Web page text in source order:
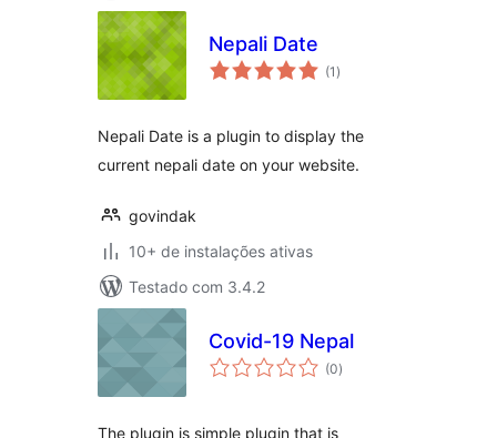
Nepali Date
(1 total
de
)
Nepali Date is a plugin to display the
current nepali date on your website.
govindak
10+ de instalações ativas
Testado com 3.4.2
Covid-19 Nepal
(0total
de
)
The plugin is simple plugin that is